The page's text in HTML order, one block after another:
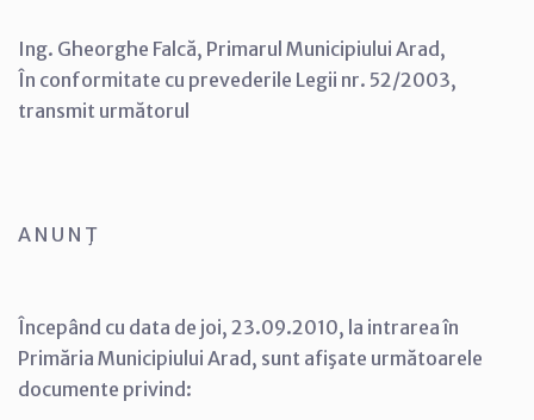
Ing. Gheorghe Falcă, Primarul Municipiului Arad,
În conformitate cu prevederile Legii nr. 52/2003,
transmit următorul
A N U N Ţ
Începând cu data de joi, 23.09.2010, la intrarea în
Primăria Municipiului Arad, sunt afişate următoarele
documente privind: